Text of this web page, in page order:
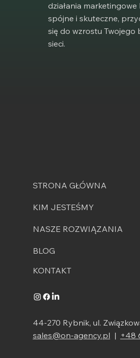
działania marketingowe
spójne i skuteczne,
się do wzrostu Twojego
sieci.
STRONA GŁÓWNA
KIM JESTEŚMY
NASZE ROZWIĄZANIA
BLOG
KONTAKT
44-270 Rybnik, ul.
sales@on-agency.pl | +48